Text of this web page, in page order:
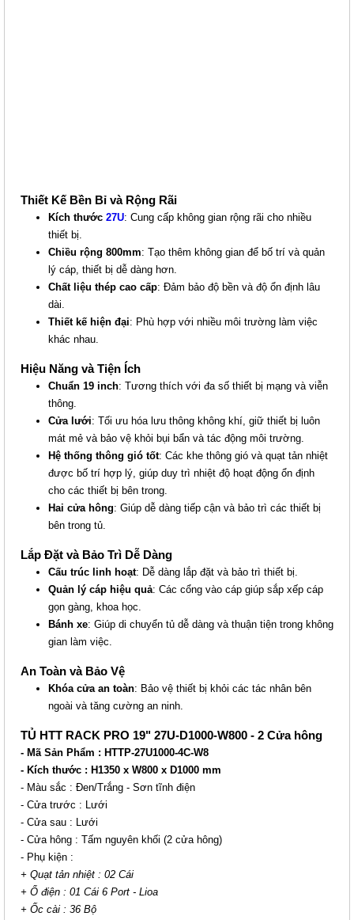
Mã sản phẩm: HTTP-27U600
TỦ HTT RACK 19" 27U-D1000
Giá: 4,700,000 VNĐ
Mã sản phẩm: HTT-27U1000
Giá: 4,300,000 VNĐ
Mã sản phẩm: HTT-27U800
Thiết Kế Bền Bỉ và Rộng Rãi
Kích thước 27U: Cung cấp không gian rộng rãi cho nhiều
thiết bị.
Chiều rộng 800mm: Tạo thêm không gian để bố trí và quản
lý cáp, thiết bị dễ dàng hơn.
Chất liệu thép cao cấp: Đảm bảo độ bền và độ ổn định lâu
dài.
Thiết kế hiện đại: Phù hợp với nhiều môi trường làm việc
khác nhau.
Hiệu Năng và Tiện Ích
Chuẩn 19 inch: Tương thích với đa số thiết bị mạng và viễn
thông.
Cửa lưới: Tối ưu hóa lưu thông không khí, giữ thiết bị luôn
mát mẻ và bảo vệ khỏi bụi bẩn và tác động môi trường.
Hệ thống thông gió tốt: Các khe thông gió và quạt tản nhiệt
được bố trí hợp lý, giúp duy trì nhiệt độ hoạt động ổn định
cho các thiết bị bên trong.
Hai cửa hông: Giúp dễ dàng tiếp cận và bảo trì các thiết bị
bên trong tủ.
Lắp Đặt và Bảo Trì Dễ Dàng
Cấu trúc linh hoạt: Dễ dàng lắp đặt và bảo trì thiết bị.
Quản lý cáp hiệu quả: Các cổng vào cáp giúp sắp xếp cáp
gọn gàng, khoa học.
Bánh xe: Giúp di chuyển tủ dễ dàng và thuận tiện trong không
gian làm việc.
An Toàn và Bảo Vệ
Khóa cửa an toàn: Bảo vệ thiết bị khỏi các tác nhân bên
ngoài và tăng cường an ninh.
TỦ HTT RACK PRO 19" 27U-D1000-W800 - 2 Cửa hông
- Mã Sản Phẩm : HTTP-27U1000-4C-W8
- Kích thước : H1350 x W800 x D1000 mm
- Màu sắc : Đen/Trắng - Sơn tĩnh điện
- Cửa trước : Lưới
- Cửa sau : Lưới
- Cửa hông : Tấm nguyên khối (2 cửa hông)
- Phụ kiện :
+ Quạt tản nhiệt : 02 Cái
+ Ổ điện : 01 Cái 6 Port - Lioa
+ Ốc cài : 36 Bộ